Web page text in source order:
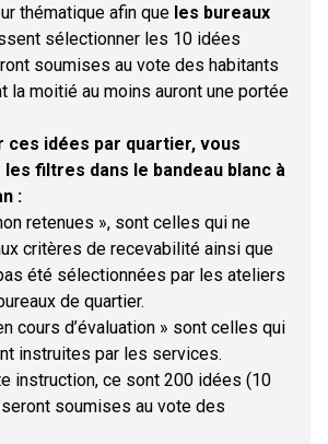
thématique afin que les bureaux
sélectionner les 10 idées
soumises au vote des habitants
la moitié au moins auront une portée
idées par quartier, vous
filtres dans le bandeau blanc à
:
retenues », sont celles qui ne
critères de recevabilité ainsi que
été sélectionnées par les ateliers
de quartier.
cours d’évaluation » sont celles qui
instruites par les services.
instruction, ce sont 200 idées (10
soumises au vote des